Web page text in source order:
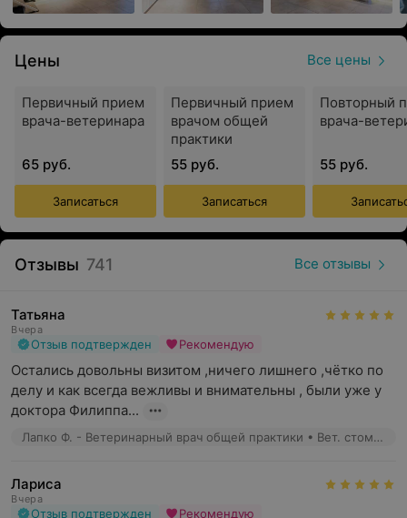
поставить верный диагноз. Также в клинике есть
собственная лаборатория, УЗИ и рентгеновский
аппарат.
Услуги
Хирургия (кастрация, стерилизация и др.)
Стоматология (профессиональная чистка,
протезирование)
Ортопедия (лечение переломов)
Рентген
КТ
МРТ
Эндоскопия
Возможна рассрочка по картам «Халва» и «Карта
Цены Все цены
Первичный прием
врача-ветеринара
65 руб.
Записаться
Первичный прием
врачом общей
практики
55 руб.
Записаться
Повторный
врача-
55 руб.
Отзывы 741 Все отзывы
Татьяна
Вчера
Отзыв подтвержден Рекомендую
Остались довольны визитом ,ничего лишнего ,чётко по
делу и как всегда вежливы и внимательны , были уже у
доктора Филиппа...
Лапко Ф. - Ветеринарный врач общей практики • Вет. стоматолог
Лариса
Вчера
Отзыв подтвержден Рекомендую